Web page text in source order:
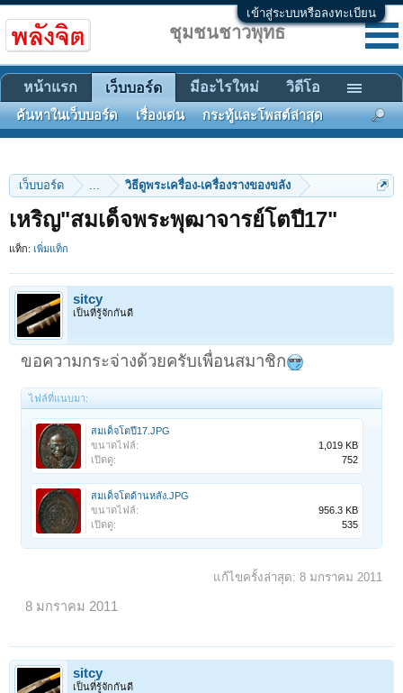
เข้าสู่ระบบหรือลงทะเบียน
เว็บบอร์ด ... วิธีดูพระเครื่อง-เครื่องรางของขลัง
เหริญ"สมเด็จพระพุฒาจารย์โตปี17"
แท็ก: เพิ่มแท็ก
sitcy
เป็นที่รู้จักกันดี
ขอความกระจ่างด้วยครับเพื่อนสมาชิก
ไฟล์ที่แนบมา:
สมเด็จโตปี17.JPG
ขนาดไฟล์:
1,019 KB
เปิดดู:
752
สมเด็จโตด้านหลัง.JPG
ขนาดไฟล์:
956.3 KB
เปิดดู:
535
แก้ไขครั้งล่าสุด: 8 มกราคม 2011
8 มกราคม 2011
sitcy
เป็นที่รู้จักกันดี
ชุมชนชาวพุทธ
หน้าแรก เว็บบอร์ด
ค้นหาในเว็บบอร์ด เรื่องเด่น กระทู้และโพสต์ล่าสุด
มีอะไรใหม่ วิดีโอ